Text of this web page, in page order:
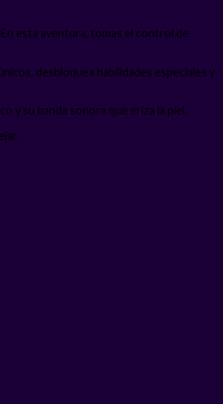
esta aventura, tomas el control de
desbloquea habilidades especiales y
y su banda sonora que eriza la piel.